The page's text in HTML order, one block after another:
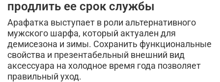
рубашки милитари брюки-карго
спортивные брюки камуфляж легкость ухода
индивидуальный стиль мужчины куртка-бомбер
продлить ее срок службы
Арафатка выступает в роли альтернативного
мужского шарфа, который актуален для
демисезона и зимы. Сохранить функциональные
свойства и презентабельный внешний вид
аксессуара на холодное время года позволяет
правильный уход.